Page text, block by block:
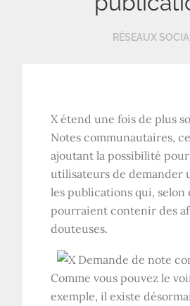
RÉSEAUX
X étend une fois de plus
Notes communautaires,
ajoutant la possibilité
utilisateurs de demander
les publications qui, selon
pourraient contenir des
douteuses.
Comme vous pouvez le
exemple, il existe